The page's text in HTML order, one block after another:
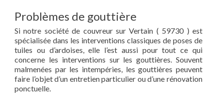
Problèmes de gouttière
Si notre société de couvreur sur Vertain ( 59730 ) est
spécialisée dans les interventions classiques de poses de
tuiles ou d’ardoises, elle l’est aussi pour tout ce qui
concerne les interventions sur les gouttières. Souvent
malmenées par les intempéries, les gouttières peuvent
faire l’objet d’un entretien particulier ou d’une rénovation
ponctuelle.